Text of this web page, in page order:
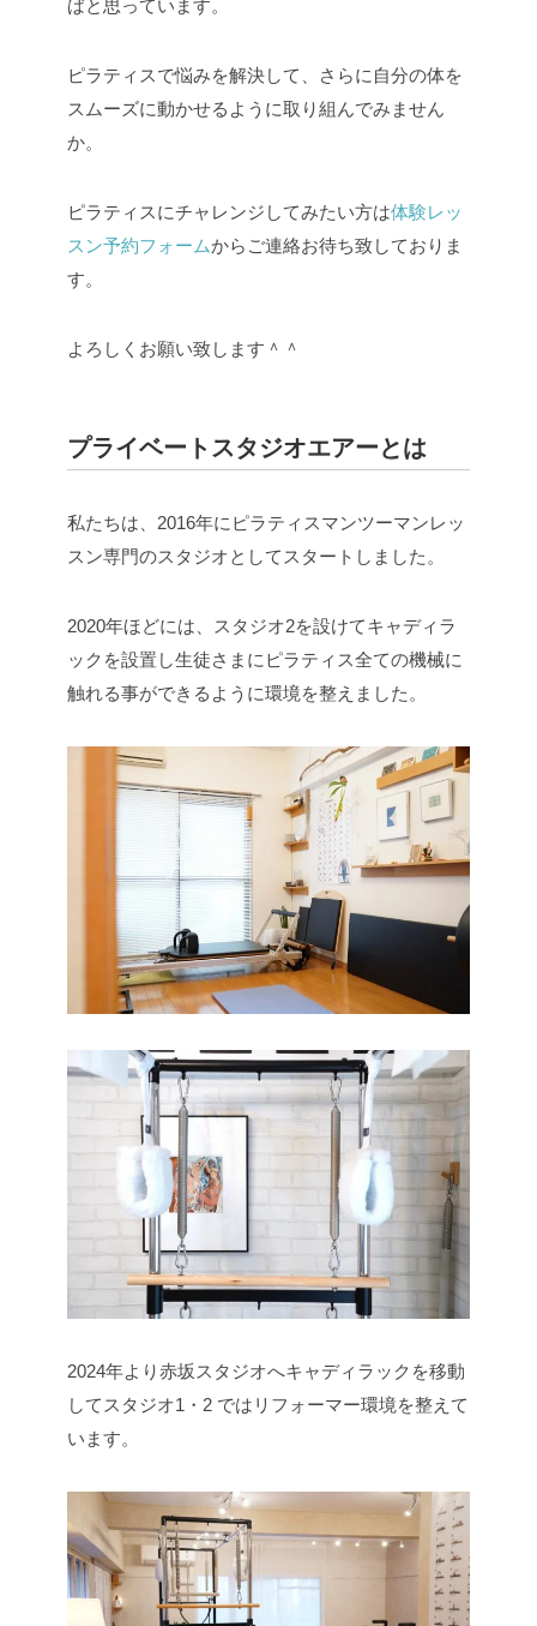
ばと思っています。
ピラティスで悩みを解決して、さらに自分の体を
スムーズに動かせるように取り組んでみません
か。
ピラティスにチャレンジしてみたい方は体験レッ
スン予約フォームからご連絡お待ち致しておりま
す。
よろしくお願い致します＾＾
プライベートスタジオエアーとは
私たちは、2016年にピラティスマンツーマンレッ
スン専門のスタジオとしてスタートしました。
2020年ほどには、スタジオ2を設けてキャディラ
ックを設置し生徒さまにピラティス全ての機械に
触れる事ができるように環境を整えました。
2024年より赤坂スタジオへキャディラックを移動
してスタジオ1・2 ではリフォーマー環境を整えて
います。